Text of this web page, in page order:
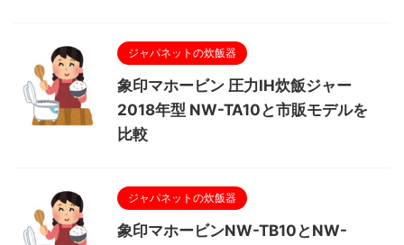
ジャパネットの炊飯器
象印マホービン 圧力IH炊飯ジャー
2018年型 NW-TA10と市販モデルを
比較
ジャパネットの炊飯器
象印マホービンNW-TB10とNW-